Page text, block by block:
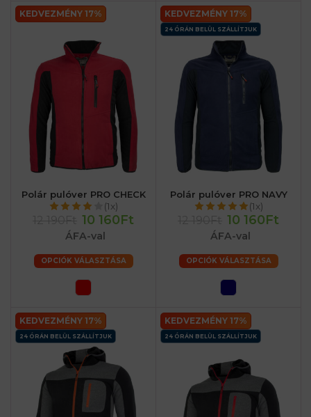
KEDVEZMÉNY 17%
Polár pulóver PRO CHECK
(1x)
10 160Ft
ÁFA-val
OPCIÓK VÁLASZTÁSA
KEDVEZMÉNY 17%
24 ÓRÁN BELÜL SZÁLLÍTJUK
Polár pulóver PRO NAVY
(1x)
10 160Ft
ÁFA-val
OPCIÓK VÁLASZTÁSA
KEDVEZMÉNY 17%
24 ÓRÁN BELÜL SZÁLLÍTJUK
KEDVEZMÉNY 17%
24 ÓRÁN BELÜL SZÁLLÍTJUK